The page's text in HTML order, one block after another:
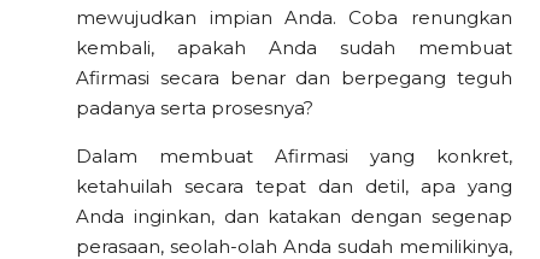
mewujudkan impian Anda. Coba renungkan
kembali, apakah Anda sudah membuat
Afirmasi secara benar dan berpegang teguh
padanya serta prosesnya?
Dalam membuat Afirmasi yang konkret,
ketahuilah secara tepat dan detil, apa yang
Anda inginkan, dan katakan dengan segenap
perasaan, seolah-olah Anda sudah memilikinya,